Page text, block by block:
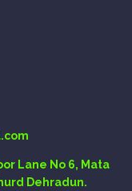
Lane No 6, Mata
Dehradun.